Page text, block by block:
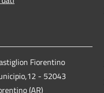
Fiorentino
- 52043
(AR)